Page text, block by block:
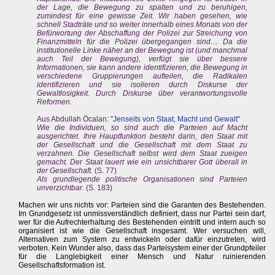
der Lage, die Bewegung zu spalten und zu beruhigen,
zumindest für eine gewisse Zeit. Wir haben gesehen, wie
schnell Stadträte und so weiter innerhalb eines Monats von der
Befürwortung der Abschaffung der Polizei zur Streichung von
Finanzmitteln für die Polizei übergegangen sind… Da die
institutionelle Linke näher an der Bewegung ist (und manchmal
auch Teil der Bewegung), verfügt sie über bessere
Informationen, sie kann andere identifizieren, die Bewegung in
verschiedene Gruppierungen aufteilen, die Radikalen
identifizieren und sie isolieren durch Diskurse der
Gewaltlosigkeit. Durch Diskurse über verantwortungsvolle
Reformen.
Aus Abdullah Öcalan: "Jenseits von Staat, Macht und Gewalt"
Wie die Individuen, so sind auch die Parteien auf Macht
ausgerichtet. Ihre Hauptfunktion besteht darin, den Staat mit
der Gesellschaft und die Gesellschaft mit dem Staat zu
verzahnen. Die Gesellschaft selbst wird dem Staat zueigen
gemacht. Der Staat lauert wie ein unsichtbarer Gott überall in
der Gesellschaft. (S. 77)
Als grundlegende politische Organisationen sind Parteien
unverzichtbar. (S. 183)
Machen wir uns nichts vor: Parteien sind die Garanten des Bestehenden.
Im Grundgesetz ist unmissverständlich definiert, dass nur Partei sein darf,
wer für die Aufrechterhaltung des Bestehenden eintritt und intern auch so
organisiert ist wie die Gesellschaft insgesamt. Wer versuchen will,
Alternativen zum System zu entwickeln oder dafür einzutreten, wird
verboten. Kein Wunder also, dass das Parteisystem einer der Grundpfeiler
für die Langlebigkeit einer Mensch und Natur ruinierenden
Gesellschaftsformation ist.